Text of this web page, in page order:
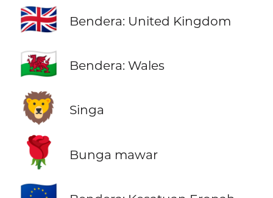
🇬🇧 Bendera: United Kingdom
🏴󠁧󠁢󠁷󠁬󠁳󠁿 Bendera: Wales
🦁 Singa
🌹 Bunga mawar